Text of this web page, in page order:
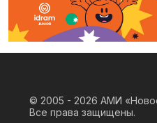
© 2005 - 2026 АМИ
Все права защищены.